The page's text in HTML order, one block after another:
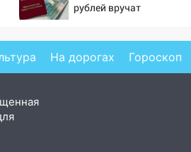
рублей вручат
На дорогах Гороскоп